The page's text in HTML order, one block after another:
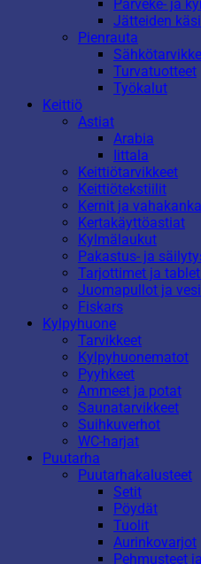
Parveke- ja
Jätteiden
Pienrauta
Turvatuotteet
Työkalut
Keittiö
Astiat
Arabia
Iittala
Keittiötarvikkeet
Keittiötekstiilit
Kernit ja
Kertakäyttöastiat
Kylmälaukut
Pakastus- ja
Tarjottimet ja
Juomapullot ja
Fiskars
Kylpyhuone
Tarvikkeet
Kylpyhuonematot
Pyyhkeet
Ammeet ja potat
Saunatarvikkeet
Suihkuverhot
WC-harjat
Puutarha
Puutarhakalusteet
Setit
Pöydät
Tuolit
Aurinkovarjot
Pehmusteet